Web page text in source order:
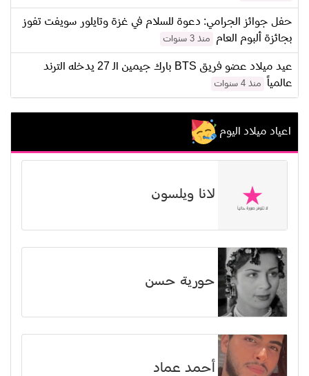
حفل جوائز الجرامي: دعوة للسلام في غزة وتايلور سويفت تفوز
بجائزة ألبوم العام
منذ 3 سنوات
عيد ميلاد عضو فريق BTS بارك جيمين الـ 27 يدخله الترند
عالمياً
منذ 4 سنوات
اعياد ميلاد اليوم
لانا ويلسون
حورية حسن
أحمد عماد